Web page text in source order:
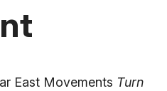
East Movements Turn